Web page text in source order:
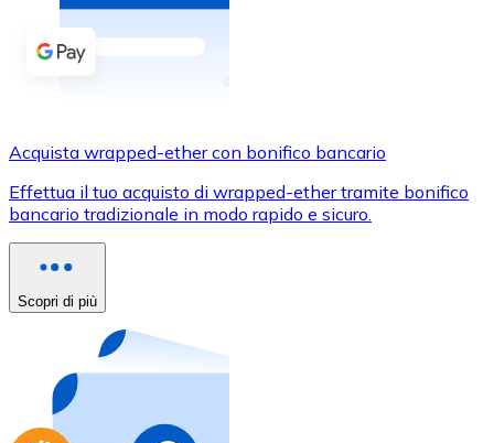
Bonifico SEPA
Aggiungi fondi al tuo conto Bitnovo o fai acquisti
Carta di credito / debito
Usa le carte Visa e Mastercard per acquistare
Acquista con carta
Negozio - Carte regalo
Nuovo
Acquista gift card dei tuoi marchi preferiti con
Vai al negozio di carte regalo
Acquista wrapped-ether con bonifico bancario
Effettua il tuo acquisto di wrapped-ether tramite bonifico
bancario tradizionale in modo rapido e sicuro.
Scopri di più